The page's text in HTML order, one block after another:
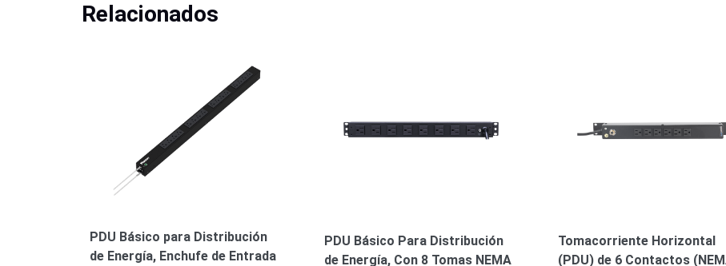
Relacionados
PDU Básico para Distribución
de Energía, Enchufe de Entrada
PDU Básico Para Distribución
de Energía, Con 8 Tomas NEMA
Tomacorriente Horizontal
(PDU) de 6 Contactos